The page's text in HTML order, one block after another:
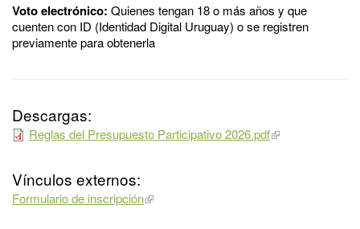
Voto electrónico: Quienes tengan 18 o más años y que
cuenten con ID (Identidad Digital Uruguay) o se registren
previamente para obtenerla
Descargas:
Reglas del Presupuesto Participativo 2026.pdf
Vínculos externos:
Formulario de inscripción